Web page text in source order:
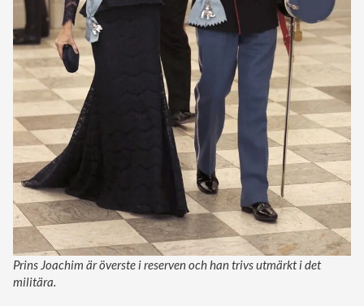
Prins Joachim är överste i reserven och han trivs utmärkt i det
militära.